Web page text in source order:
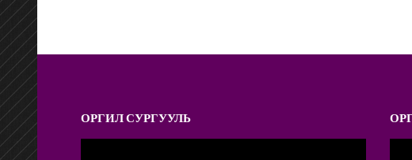
ОРГИЛ СУРГУУЛЬ